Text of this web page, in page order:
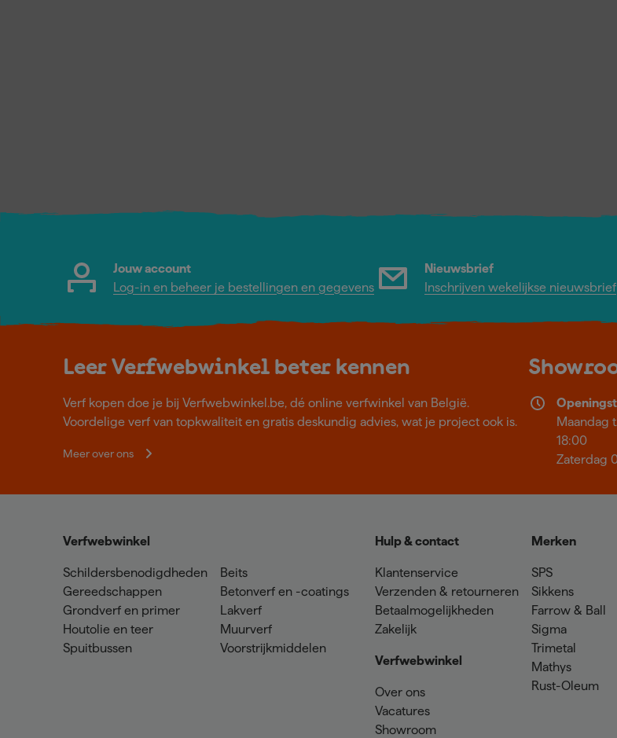
Jouw account
Log-in en beheer je bestellingen en gegevens
Nieuwsbrief
Inschrijven wekelijkse nieuwsbrief
Leer Verfwebwinkel beter kennen
Verf kopen doe je bij Verfwebwinkel.be, dé online verfwinkel van België.
Voordelige verf van topkwaliteit en gratis deskundig advies, wat je project ook is.
Meer over ons
Maandag
18:00
Zaterdag
Verfwebwinkel
Schildersbenodigdheden
Gereedschappen
Grondverf en primer
Houtolie en teer
Spuitbussen
Beits
Betonverf en -coatings
Lakverf
Muurverf
Voorstrijkmiddelen
Hulp & contact
Klantenservice
Verzenden & retourneren
Betaalmogelijkheden
Zakelijk
Verfwebwinkel
Over ons
Vacatures
Showroom
Merken
SPS
Sikkens
Farrow & Ball
Sigma
Trimetal
Mathys
Rust-Oleum